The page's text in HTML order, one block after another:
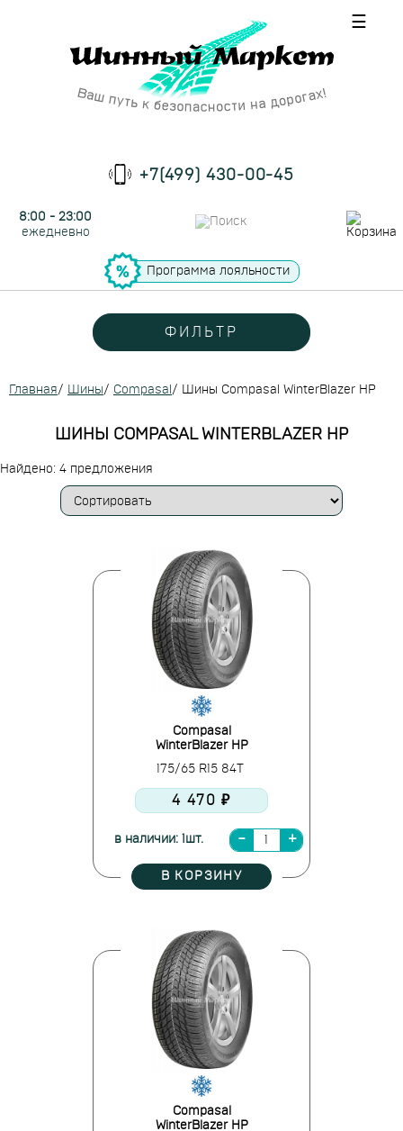
☰
+7(499) 430-00-45
8:00 - 23:00
ежедневно
Программа лояльности
ФИЛЬТР
Главная/ Шины/ Compasal / Шины Compasal WinterBlazer HP
ШИНЫ COMPASAL WINTERBLAZER HP
Найдено: 4 предложения
Compasal
WinterBlazer HP
175/65 R15 84T
4 470 ₽
в наличии: 1шт.
В КОРЗИНУ
Compasal
WinterBlazer HP